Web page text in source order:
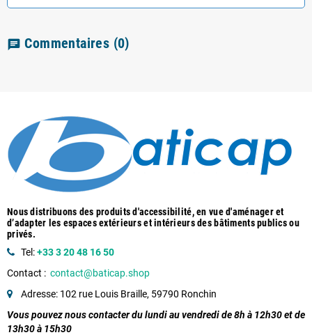
chat Commentaires (0)
Nous distribuons des produits d'accessibilité, en vue d'aménager et
d’adapter les espaces extérieurs et intérieurs des bâtiments publics ou
privés.
Tel:+33 3 20 48 16 50
Contact : contact@baticap.shop
Adresse: 102 rue Louis Braille, 59790 Ronchin
Vous pouvez nous contacter du lundi au vendredi de 8h à 12h30 et de
13h30 à 15h30